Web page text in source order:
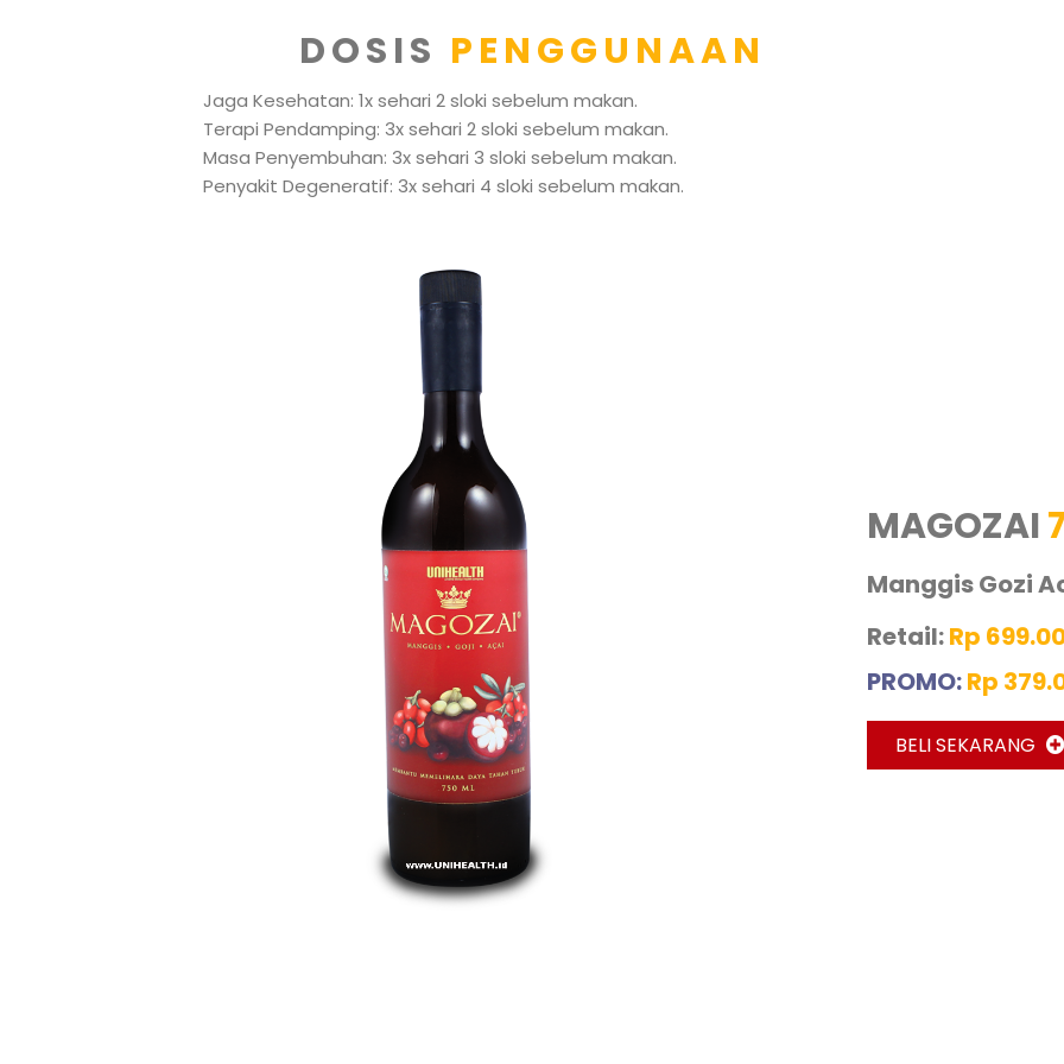
DOSIS PENGGUNAAN
Jaga Kesehatan: 1x sehari 2 sloki sebelum makan.
Terapi Pendamping: 3x sehari 2 sloki sebelum makan.
Masa Penyembuhan: 3x sehari 3 sloki sebelum makan.
Penyakit Degeneratif: 3x sehari 4 sloki sebelum makan.
MAGOZAI
Manggis Gozi
Retail:Rp
PROMO:Rp
BELI SEKARANG